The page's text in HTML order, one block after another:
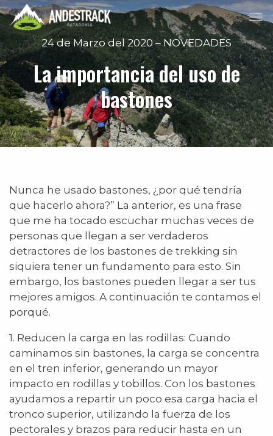
24 de Marzo del 2020 – NOVEDADES
La importancia del uso de
bastones
Nunca he usado bastones, ¿por qué tendría
que hacerlo ahora?” La anterior, es una frase
que me ha tocado escuchar muchas veces de
personas que llegan a ser verdaderos
detractores de los bastones de trekking sin
siquiera tener un fundamento para esto. Sin
embargo, los bastones pueden llegar a ser tus
mejores amigos. A continuación te contamos el
porqué.
1. Reducen la carga en las rodillas: Cuando
caminamos sin bastones, la carga se concentra
en el tren inferior, generando un mayor
impacto en rodillas y tobillos. Con los bastones
ayudamos a repartir un poco esa carga hacia el
tronco superior, utilizando la fuerza de los
pectorales y brazos para reducir hasta en un